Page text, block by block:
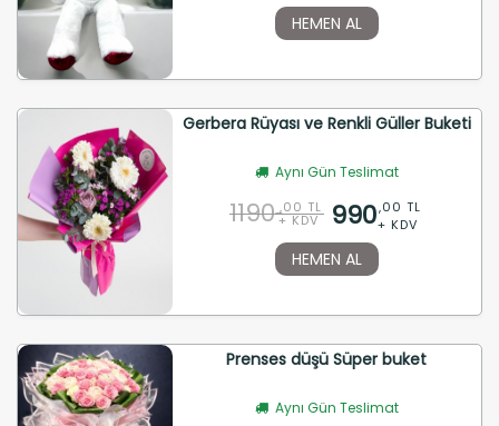
HEMEN AL
Gerbera Rüyası ve Renkli Güller Buketi
Aynı Gün Teslimat
1190 ,00 TL
+ KDV 990,00 TL
+ KDV
HEMEN AL
Prenses düşü Süper buket
Aynı Gün Teslimat